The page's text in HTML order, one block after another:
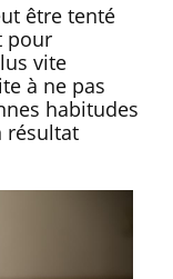
être tenté
pour
vite
à ne pas
habitudes
résultat